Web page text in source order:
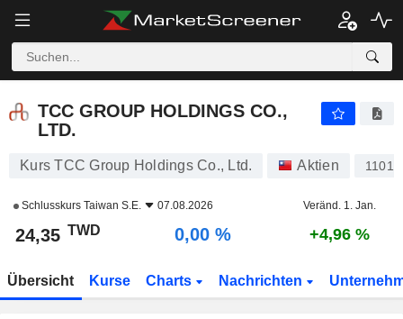
TCC GROUP HOLDINGS CO.,
LTD.
Kurs TCC Group Holdings Co., Ltd. Aktien 1101
Schlusskurs Taiwan S.E. 07.08.2026 Veränd. 1. Jan.
24,35 TWD 0,00 % +4,96 %
Übersicht Kurse Charts Nachrichten